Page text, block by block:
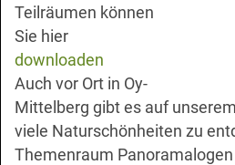
Teilräumen können
Sie hier
downloaden
Auch vor Ort in Oy-
Mittelberg gibt es auf unserem
viele Naturschönheiten zu
Themenraum Panoramalogen